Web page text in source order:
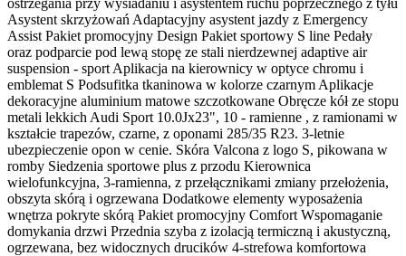
Asystent skrzyżowań Adaptacyjny asystent jazdy z Emergency
Assist Pakiet promocyjny Design Pakiet sportowy S line Pedały
oraz podparcie pod lewą stopę ze stali nierdzewnej adaptive air
suspension - sport Aplikacja na kierownicy w optyce chromu i
emblemat S Podsufitka tkaninowa w kolorze czarnym Aplikacje
dekoracyjne aluminium matowe szczotkowane Obręcze kół ze stopu
metali lekkich Audi Sport 10.0Jx23", 10 - ramienne , z ramionami w
kształcie trapezów, czarne, z oponami 285/35 R23. 3-letnie
ubezpieczenie opon w cenie. Skóra Valcona z logo S, pikowana w
romby Siedzenia sportowe plus z przodu Kierownica
wielofunkcyjna, 3-ramienna, z przełącznikami zmiany przełożenia,
obszyta skórą i ogrzewana Dodatkowe elementy wyposażenia
wnętrza pokryte skórą Pakiet promocyjny Comfort Wspomaganie
domykania drzwi Przednia szyba z izolacją termiczną i akustyczną,
ogrzewana, bez widocznych drucików 4-strefowa komfortowa